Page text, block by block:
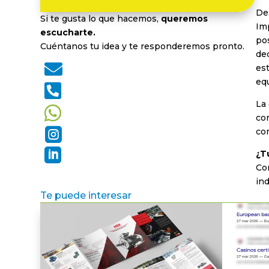
Si te gusta lo que hacemos,queremos
escucharte.
Cuéntanos tu idea y te responderemos pronto.





Te puede interesar